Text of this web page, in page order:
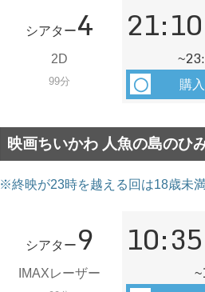
シアター4
2D
99分
21:10
~
購入
映画ちいかわ 人魚の島のひ
※終映が23時を越える回は18歳未
シアター 9
IMAXレーザー
10:35
~